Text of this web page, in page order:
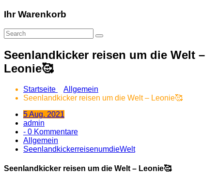
Ihr Warenkorb
Seenlandkicker reisen um die Welt –
Leonie🥰
Startseite
Allgemein
Seenlandkicker reisen um die Welt – Leonie🥰
5 Aug. 2021
admin
- 0 Kommentare
Allgemein
SeenlandkickerreisenumdieWelt
Seenlandkicker reisen um die Welt – Leonie🥰